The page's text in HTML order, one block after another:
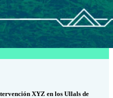
XYZ en los Ullals de